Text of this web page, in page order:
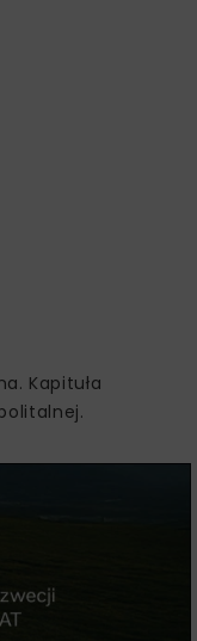
Kapituła